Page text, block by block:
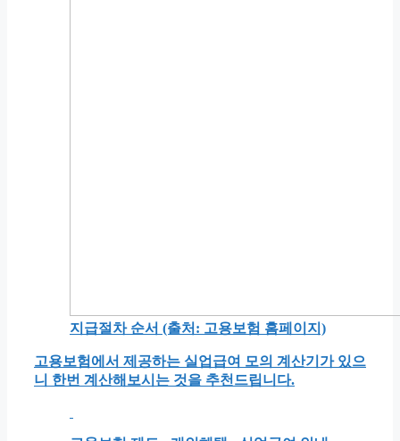
지급절차 순서 (출처: 고용보험 홈페이지)
고용보험에서 제공하는 실업급여 모의 계산기가 있으
니 한번 계산해보시는 것을 추천드립니다.